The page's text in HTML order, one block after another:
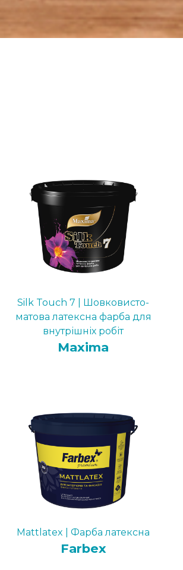
Silk Touch 7 | Шовковисто-
матова латексна фарба для
внутрішніх робіт
Maxima
Mattlatex | Фарба латексна
Farbex